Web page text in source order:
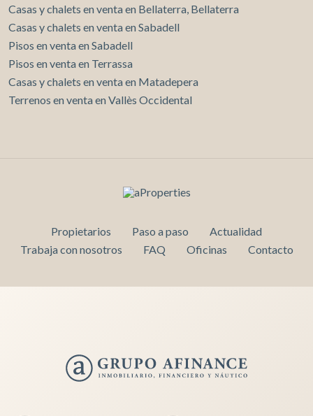
Casas y chalets en venta en Bellaterra, Bellaterra
Casas y chalets en venta en Sabadell
Pisos en venta en Sabadell
Pisos en venta en Terrassa
Casas y chalets en venta en Matadepera
Terrenos en venta en Vallès Occidental
Propietarios Paso a paso
Actualidad
Trabaja con nosotros
FAQ Oficinas Contacto